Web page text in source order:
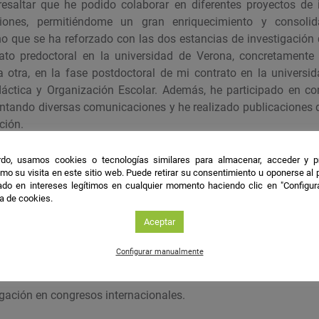
que he podido colaborar en diferentes proyectos
permitiéndome un gran enriquecimiento y
que se ha reforzado con las dos estancias de investigación
predoctoral en la universidad de Verona,
otra, en la fase postdoctoral de mi contrato en la
y Organización Escolar. Además, he participado en
diversas comunicaciones y he realizado publicaciones
son: la calidad educativa; la evaluación educativa;
e inclusión educativa.
en congresos internacionales.
usamos cookies o tecnologías similares para almacenar, acceder y
su visita en este sitio web. Puede retirar su consentimiento u oponerse al
en intereses legítimos en cualquier momento haciendo clic en
de cookies.
Aceptar
Configurar manualmente